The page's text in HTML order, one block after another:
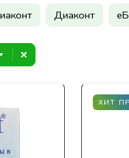
Диаконт
ХИТ